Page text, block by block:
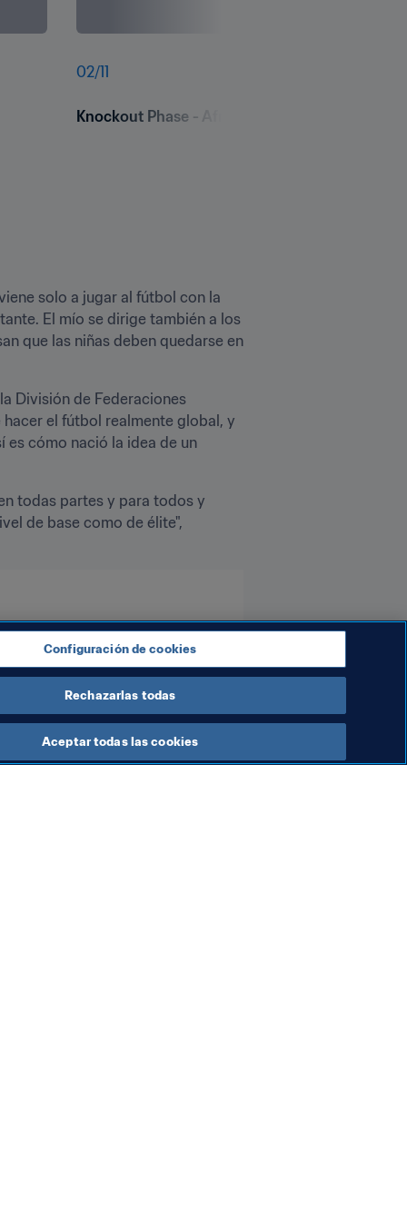
02/11
Knockout Phase - African School Champions
solo a jugar al fútbol con la
El mío se dirige también a los
que las niñas deben quedarse en
División de Federaciones
el fútbol realmente global, y
es cómo nació la idea de un
todas partes y para todos y
de base como de élite",
Configuración de cookies
Rechazarlas todas
Aceptar todas las cookies